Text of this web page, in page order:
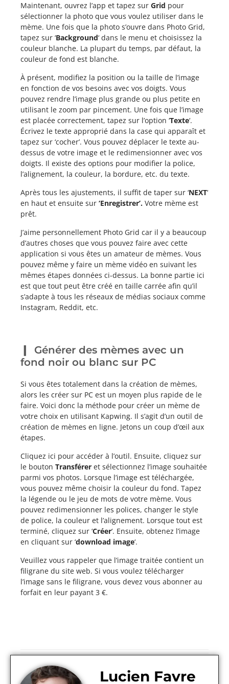
Maintenant, ouvrez l’app et tapez sur Grid pour
sélectionner la photo que vous voulez utiliser dans le
mème. Une fois que la photo s’ouvre dans Photo Grid,
tapez sur ‘Background‘ dans le menu et choisissez la
couleur blanche. La plupart du temps, par défaut, la
couleur de fond est blanche.
À présent, modifiez la position ou la taille de l’image
en fonction de vos besoins avec vos doigts. Vous
pouvez rendre l’image plus grande ou plus petite en
utilisant le zoom par pincement. Une fois que l’image
est placée correctement, tapez sur l’option ‘Texte‘.
Écrivez le texte approprié dans la case qui apparaît et
tapez sur ‘cocher’. Vous pouvez déplacer le texte au-
dessus de votre image et le redimensionner avec vos
doigts. Il existe des options pour modifier la police,
l’alignement, la couleur, la bordure, etc. du texte.
Après tous les ajustements, il suffit de taper sur ‘NEXT‘
en haut et ensuite sur ‘Enregistrer’. Votre mème est
prêt.
J’aime personnellement Photo Grid car il y a beaucoup
d’autres choses que vous pouvez faire avec cette
application si vous êtes un amateur de mèmes. Vous
pouvez même y faire un mème vidéo en suivant les
mêmes étapes données ci-dessus. La bonne partie ici
est que tout peut être créé en taille carrée afin qu’il
s’adapte à tous les réseaux de médias sociaux comme
Instagram, Reddit, etc.
Générer des mèmes avec un
fond noir ou blanc sur PC
Si vous êtes totalement dans la création de mèmes,
alors les créer sur PC est un moyen plus rapide de le
faire. Voici donc la méthode pour créer un mème de
votre choix en utilisant Kapwing. Il s’agit d’un outil de
création de mèmes en ligne. Jetons un coup d’œil aux
étapes.
Cliquez ici pour accéder à l’outil. Ensuite, cliquez sur
le bouton Transférer et sélectionnez l’image souhaitée
parmi vos photos. Lorsque l’image est téléchargée,
vous pouvez même choisir la couleur du fond. Tapez
la légende ou le jeu de mots de votre mème. Vous
pouvez redimensionner les polices, changer le style
de police, la couleur et l’alignement. Lorsque tout est
terminé, cliquez sur ‘Créer‘. Ensuite, obtenez l’image
en cliquant sur ‘download image‘.
Veuillez vous rappeler que l’image traitée contient un
filigrane du site web. Si vous voulez télécharger
l’image sans le filigrane, vous devez vous abonner au
forfait en leur payant 3 €.
Lucien Favre